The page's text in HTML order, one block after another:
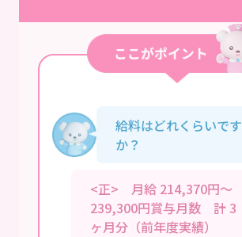
給料はどれくらいです
か？
<正> 月給 214,370円～
239,300円賞与月数 計 3
ヶ月分（前年度実績）